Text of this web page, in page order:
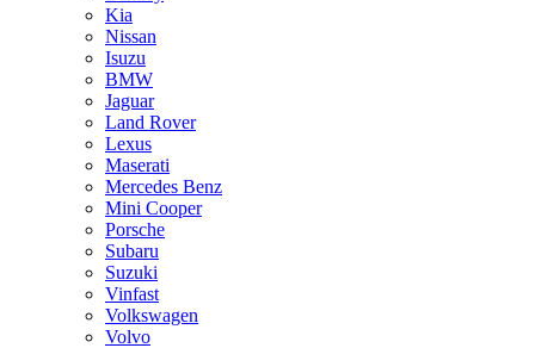
Kia
Nissan
Isuzu
BMW
Jaguar
Land Rover
Lexus
Maserati
Mercedes Benz
Mini Cooper
Porsche
Subaru
Suzuki
Vinfast
Volkswagen
Volvo